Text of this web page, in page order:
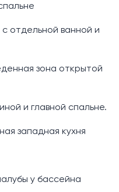
с отдельной ванной и
зона открытой
и главной спальне.
западная кухня
у бассейна